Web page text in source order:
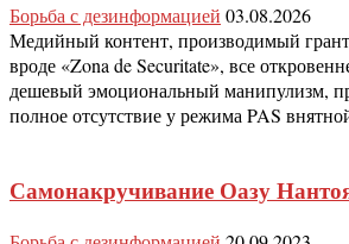
Борьба с дезинформацией 03.08.2026
Медийный контент, производимый
вроде «Zona de Securitate», все
дешевый эмоциональный манипулизм,
полное отсутствие у режима PAS
Самонакручивание Оазу